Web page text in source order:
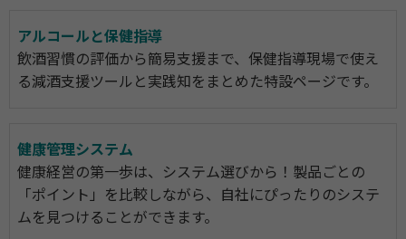
アルコールと保健指導
飲酒習慣の評価から簡易支援まで、保健指導現場で使え
る減酒支援ツールと実践知をまとめた特設ページです。
健康管理システム
健康経営の第一歩は、システム選びから！製品ごとの
「ポイント」を比較しながら、自社にぴったりのシステ
ムを見つけることができます。